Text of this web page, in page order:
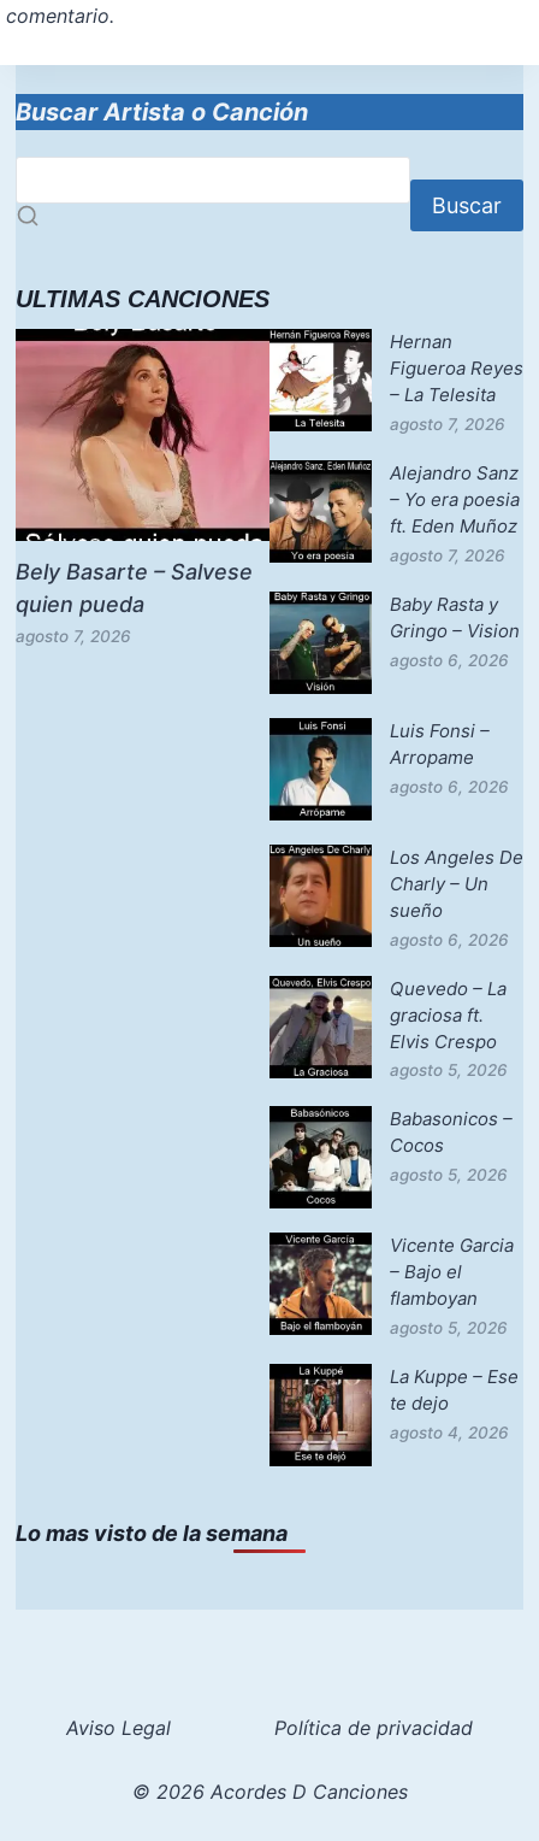
comentario.
Buscar Artista o Canción
Buscar
ULTIMAS CANCIONES
Bely Basarte – Salvese
quien pueda
agosto 7, 2026
Hernan
Figueroa Reyes
– La Telesita
agosto 7, 2026
Alejandro Sanz
– Yo era poesia
ft. Eden Muñoz
agosto 7, 2026
Baby Rasta y
Gringo – Vision
agosto 6, 2026
Luis Fonsi –
Arropame
agosto 6, 2026
Los Angeles De
Charly – Un
sueño
agosto 6, 2026
Quevedo – La
graciosa ft.
Elvis Crespo
agosto 5, 2026
Babasonicos –
Cocos
agosto 5, 2026
Vicente Garcia
– Bajo el
flamboyan
agosto 5, 2026
La Kuppe – Ese
te dejo
agosto 4, 2026
Lo mas visto de la semana
Aviso Legal Política de privacidad
© 2026 Acordes D Canciones